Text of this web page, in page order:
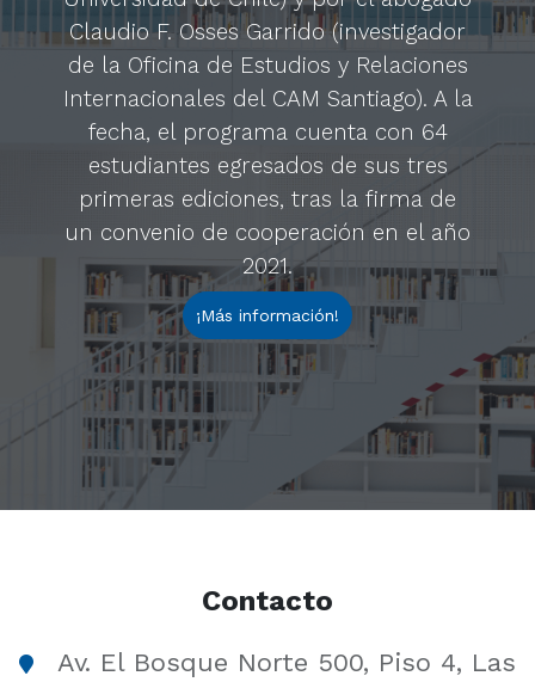
Claudio F. Osses Garrido (investigador
de la Oficina de Estudios y Relaciones
Internacionales del CAM Santiago). A la
fecha, el programa cuenta con 64
estudiantes egresados de sus tres
primeras ediciones, tras la firma de
un convenio de cooperación en el año
2021.
¡Más información!
Contacto
Av. El Bosque Norte 500, Piso 4, Las